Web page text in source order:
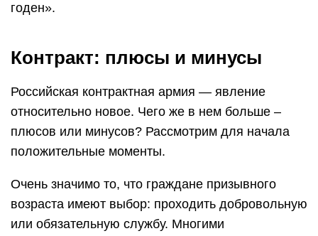
годен».
Контракт: плюсы и минусы
Российская контрактная армия — явление
относительно новое. Чего же в нем больше –
плюсов или минусов? Рассмотрим для начала
положительные моменты.
Очень значимо то, что граждане призывного
возраста имеют выбор: проходить добровольную
или обязательную службу. Многими